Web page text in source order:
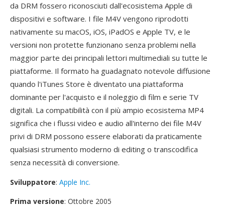
da DRM fossero riconosciuti dall'ecosistema Apple di
dispositivi e software. I file M4V vengono riprodotti
nativamente su macOS, iOS, iPadOS e Apple TV, e le
versioni non protette funzionano senza problemi nella
maggior parte dei principali lettori multimediali su tutte le
piattaforme. Il formato ha guadagnato notevole diffusione
quando l'iTunes Store è diventato una piattaforma
dominante per l'acquisto e il noleggio di film e serie TV
digitali. La compatibilità con il più ampio ecosistema MP4
significa che i flussi video e audio all'interno dei file M4V
privi di DRM possono essere elaborati da praticamente
qualsiasi strumento moderno di editing o transcodifica
senza necessità di conversione.
Sviluppatore: Apple Inc.
Prima versione: Ottobre 2005